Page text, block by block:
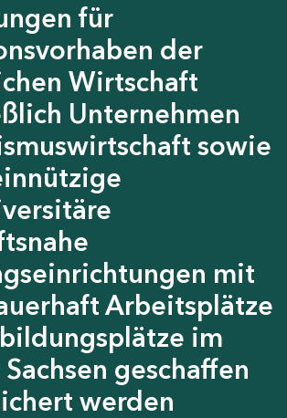
für
der
Wirtschaft
Unternehmen
sowie
mit
Arbeitsplätze
im
geschaffen
werden